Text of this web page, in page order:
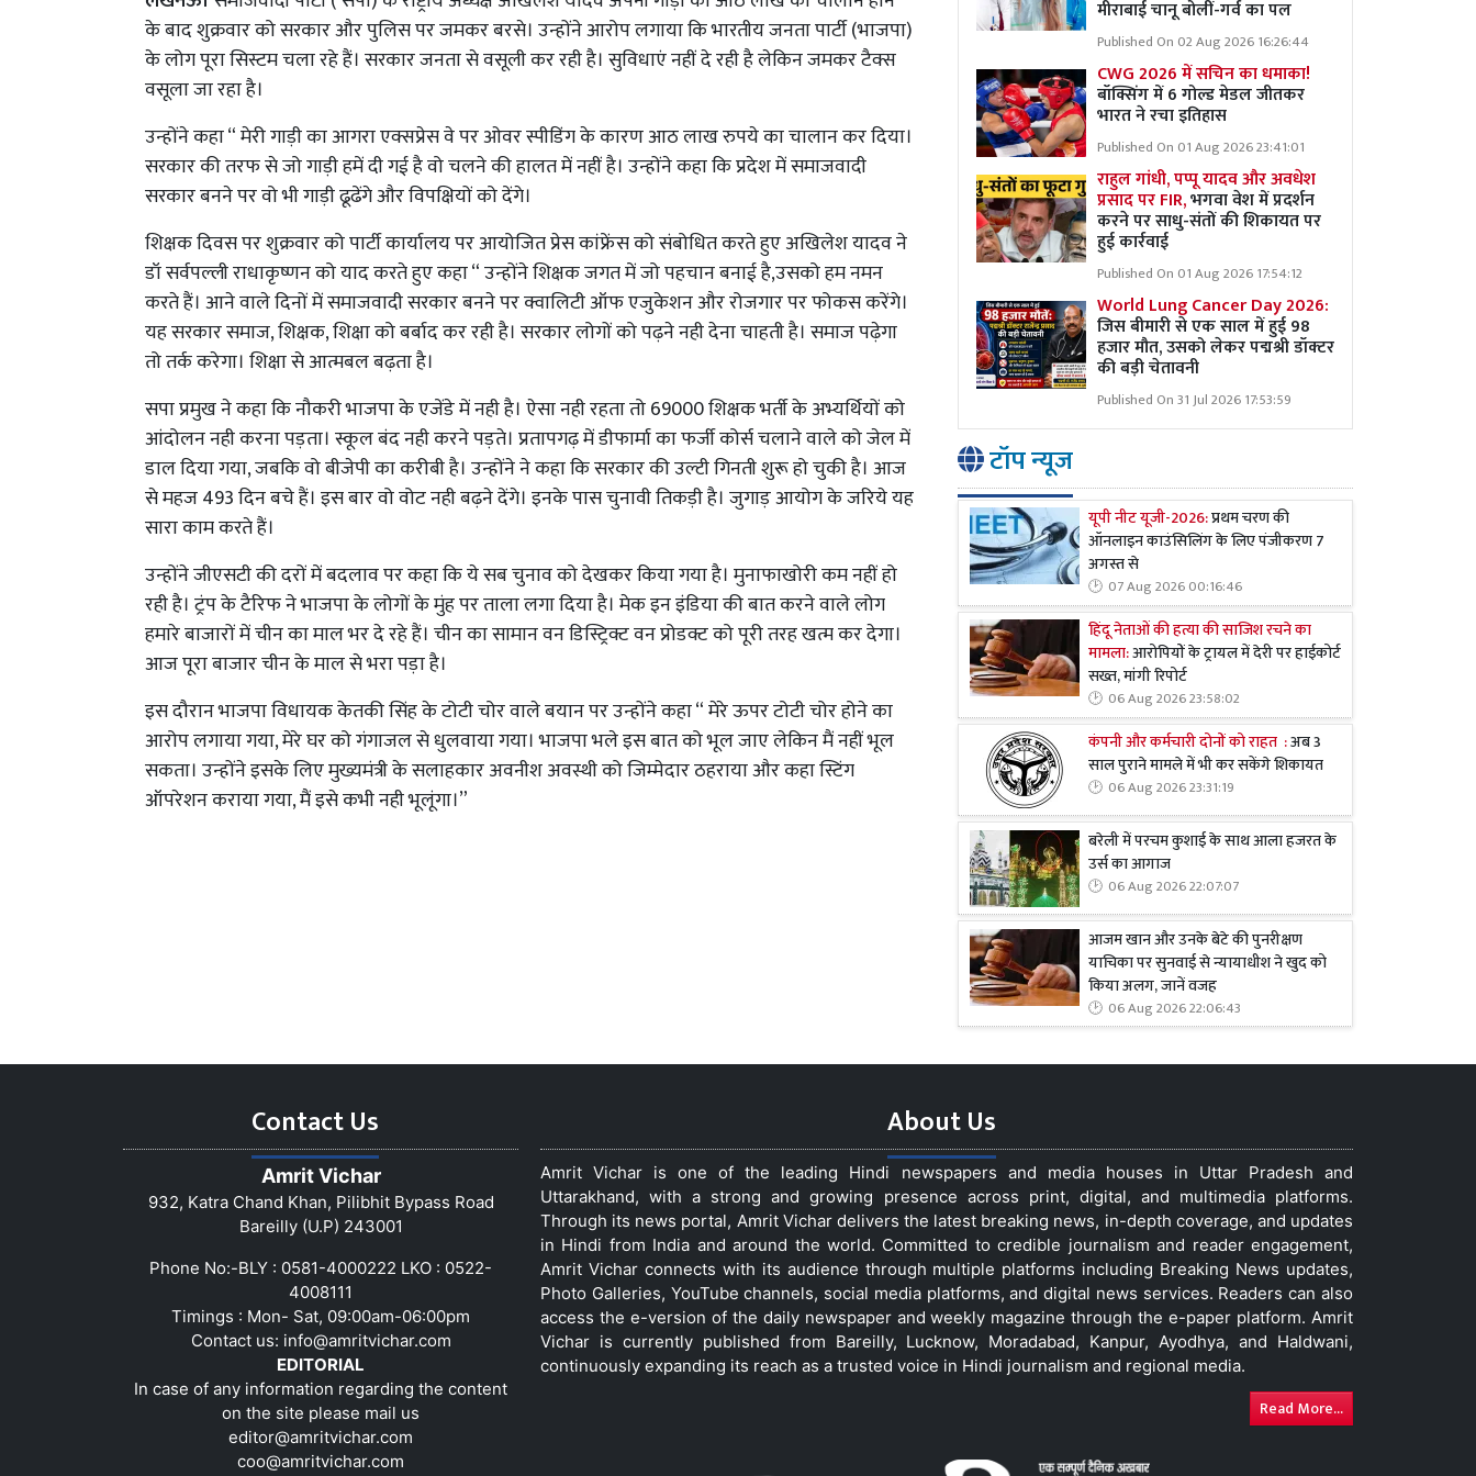
के बाद शुक्रवार को सरकार और पुलिस पर जमकर बरसे। उन्होंने आरोप लगाया कि भारतीय जनता पार्टी (भाजपा)
के लोग पूरा सिस्टम चला रहे हैं। सरकार जनता से वसूली कर रही है। सुविधाएं नहीं दे रही है लेकिन जमकर टैक्स
वसूला जा रहा है।
उन्होंने कहा “ मेरी गाड़ी का आगरा एक्सप्रेस वे पर ओवर स्पीडिंग के कारण आठ लाख रुपये का चालान कर दिया।
सरकार की तरफ से जो गाड़ी हमें दी गई है वो चलने की हालत में नहीं है। उन्होंने कहा कि प्रदेश में समाजवादी
सरकार बनने पर वो भी गाड़ी ढूढेंगे और विपक्षियों को देंगे।
शिक्षक दिवस पर शुक्रवार को पार्टी कार्यालय पर आयोजित प्रेस कांफ्रेंस को संबोधित करते हुए अखिलेश यादव ने
डॉ सर्वपल्ली राधाकृष्णन को याद करते हुए कहा “ उन्होंने शिक्षक जगत में जो पहचान बनाई है,उसको हम नमन
करते हैं। आने वाले दिनों में समाजवादी सरकार बनने पर क्वालिटी ऑफ एजुकेशन और रोजगार पर फोकस करेंगे।
यह सरकार समाज, शिक्षक, शिक्षा को बर्बाद कर रही है। सरकार लोगों को पढ़ने नही देना चाहती है। समाज पढ़ेगा
तो तर्क करेगा। शिक्षा से आत्मबल बढ़ता है।
सपा प्रमुख ने कहा कि नौकरी भाजपा के एजेंडे में नही है। ऐसा नही रहता तो 69000 शिक्षक भर्ती के अभ्यर्थियों को
आंदोलन नही करना पड़ता। स्कूल बंद नही करने पड़ते। प्रतापगढ़ में डीफार्मा का फर्जी कोर्स चलाने वाले को जेल में
डाल दिया गया, जबकि वो बीजेपी का करीबी है। उन्होंने ने कहा कि सरकार की उल्टी गिनती शुरू हो चुकी है। आज
से महज 493 दिन बचे हैं। इस बार वो वोट नही बढ़ने देंगे। इनके पास चुनावी तिकड़ी है। जुगाड़ आयोग के जरिये यह
सारा काम करते हैं।
उन्होंने जीएसटी की दरों में बदलाव पर कहा कि ये सब चुनाव को देखकर किया गया है। मुनाफाखोरी कम नहीं हो
रही है। ट्रंप के टैरिफ ने भाजपा के लोगों के मुंह पर ताला लगा दिया है। मेक इन इंडिया की बात करने वाले लोग
हमारे बाजारों में चीन का माल भर दे रहे हैं। चीन का सामान वन डिस्ट्रिक्ट वन प्रोडक्ट को पूरी तरह खत्म कर देगा।
आज पूरा बाजार चीन के माल से भरा पड़ा है।
इस दौरान भाजपा विधायक केतकी सिंह के टोटी चोर वाले बयान पर उन्होंने कहा “ मेरे ऊपर टोटी चोर होने का
आरोप लगाया गया, मेरे घर को गंगाजल से धुलवाया गया। भाजपा भले इस बात को भूल जाए लेकिन मैं नहीं भूल
सकता। उन्होंने इसके लिए मुख्यमंत्री के सलाहकार अवनीश अवस्थी को जिम्मेदार ठहराया और कहा स्टिंग
ऑपरेशन कराया गया, मैं इसे कभी नही भूलूंगा।”
मीराबाई चानू बोलीं-गर्व का पल
Published On 02 Aug 2026 16:26:44
CWG 2026 में सचिन का धमाका!
बॉक्सिंग में 6 गोल्ड मेडल जीतकर
भारत ने रचा इतिहास
Published On 01 Aug 2026 23:41:01
राहुल गांधी, पप्पू यादव और अवधेश
प्रसाद पर FIR,भगवा वेश में प्रदर्शन
करने पर साधु-संतों की शिकायत पर
हुई कार्रवाई
Published On 01 Aug 2026 17:54:12
World Lung Cancer Day 2026:
जिस बीमारी से एक साल में हुई 98
हजार मौत, उसको लेकर पद्मश्री डॉक्टर
की बड़ी चेतावनी
Published On 31 Jul 2026 17:53:59
टॉप न्यूज
यूपी नीट यूजी-2026:प्रथम चरण की
ऑनलाइन काउंसिलिंग के लिए पंजीकरण 7
अगस्त से
07 Aug 2026 00:16:46
हिंदू नेताओं की हत्या की साजिश रचने का
मामला:आरोपियों के ट्रायल में देरी पर हाईकोर्ट
सख्त, मांगी रिपोर्ट
06 Aug 2026 23:58:02
कंपनी और कर्मचारी दोनों को राहत :अब 3
साल पुराने मामले में भी कर सकेंगे शिकायत
06 Aug 2026 23:31:19
बरेली में परचम कुशाई के साथ आला हजरत के
उर्स का आगाज
06 Aug 2026 22:07:07
आजम खान और उनके बेटे की पुनरीक्षण
याचिका पर सुनवाई से न्यायाधीश ने खुद को
किया अलग, जानें वजह
06 Aug 2026 22:06:43
Contact Us
Amrit Vichar
932, Katra Chand Khan, Pilibhit Bypass Road
Bareilly (U.P) 243001
Phone No:-BLY : 0581-4000222 LKO : 0522-
4008111
Timings : Mon- Sat, 09:00am-06:00pm
Contact us: info@amritvichar.com
EDITORIAL
In case of any information regarding the content
on the site please mail us
editor@amritvichar.com
coo@amritvichar.com
About Us
Amrit Vichar is one of the leading Hindi newspapers and media houses in Uttar Pradesh and
Uttarakhand, with a strong and growing presence across print, digital, and multimedia platforms.
Through its news portal, Amrit Vichar delivers the latest breaking news, in-depth coverage, and updates
in Hindi from India and around the world. Committed to credible journalism and reader engagement,
Amrit Vichar connects with its audience through multiple platforms including Breaking News updates,
Photo Galleries, YouTube channels, social media platforms, and digital news services. Readers can also
access the e-version of the daily newspaper and weekly magazine through the e-paper platform. Amrit
Vichar is currently published from Bareilly, Lucknow, Moradabad, Kanpur, Ayodhya, and Haldwani,
continuously expanding its reach as a trusted voice in Hindi journalism and regional media.
Read More...